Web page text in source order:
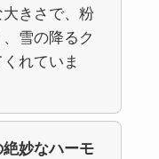
きさで、粉
雪の降るク
れていま
妙なハーモ